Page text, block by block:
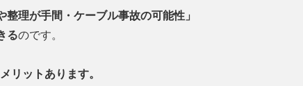
整理が手間・ケーブル事故の可能性」
るのです。
リットあります。